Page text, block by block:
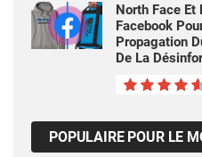
North Face
Facebook
Propagation
De La
POPULAIRE POUR LE